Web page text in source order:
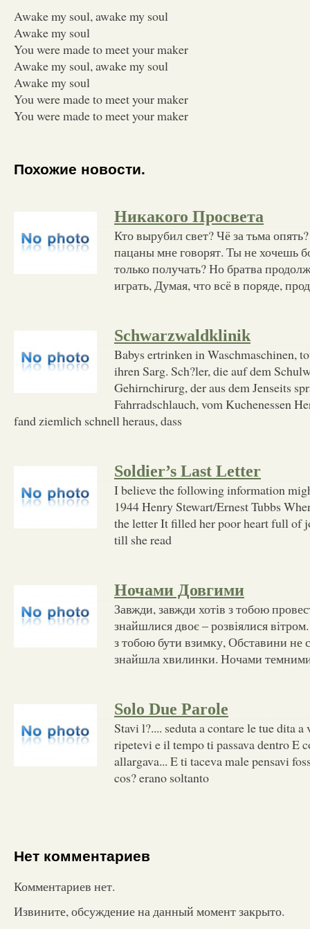
Awake my soul, awake my soul
Awake my soul
You were made to meet your maker
Awake my soul, awake my soul
Awake my soul
You were made to meet your maker
You were made to meet your maker
Похожие новости.
Никакого Просвета
Кто вырубил свет? Чё за тьма
пацаны мне говорят. Ты не хочешь
только получать? Но братва
играть, Думая, что всё в поряде,
Schwarzwaldklinik
Babys ertrinken in Waschmaschinen,
ihren Sarg. Sch?ler, die auf dem
Gehirnchirurg, der aus dem Jenseits
Fahrradschlauch, vom Kuchenessen
fand ziemlich schnell heraus, dass
Soldier’s Last Letter
I believe the following information
1944 Henry Stewart/Ernest Tubbs
the letter It filled her poor heart full of
till she read
Ночами Довгими
Завжди, завжди хотів з тобою
знайшлися двоє – розвіялися
з тобою бути взимку, Обставини не
знайшла хвилинки. Ночами
Solo Due Parole
Stavi l?.... seduta a contare le tue dita
ripetevi e il tempo ti passava dentro E
allargava... E ti taceva male pensavi
cos? erano soltanto
Нет комментариев
Комментариев нет.
Извините, обсуждение на данный момент закрыто.